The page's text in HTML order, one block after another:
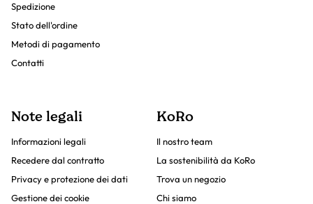
Spedizione
Stato dell'ordine
Metodi di pagamento
Contatti
Note legali
Informazioni legali
Recedere dal contratto
Privacy e protezione dei dati
Gestione dei cookie
KoRo
Il nostro team
La sostenibilità da KoRo
Trova un negozio
Chi siamo